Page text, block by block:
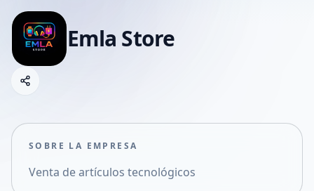
Emla Store
Compartir empresa
Compartir en X
SOBRE LA EMPRESA
Venta de artículos tecnológicos